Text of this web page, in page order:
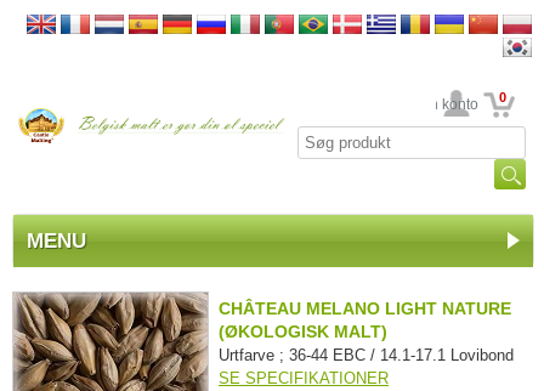
din konto 0
MENU
CHÂTEAU MELANO LIGHT NATURE
(ØKOLOGISK MALT)
Urtfarve ; 36-44 EBC / 14.1-17.1 Lovibond
SE SPECIFIKATIONER